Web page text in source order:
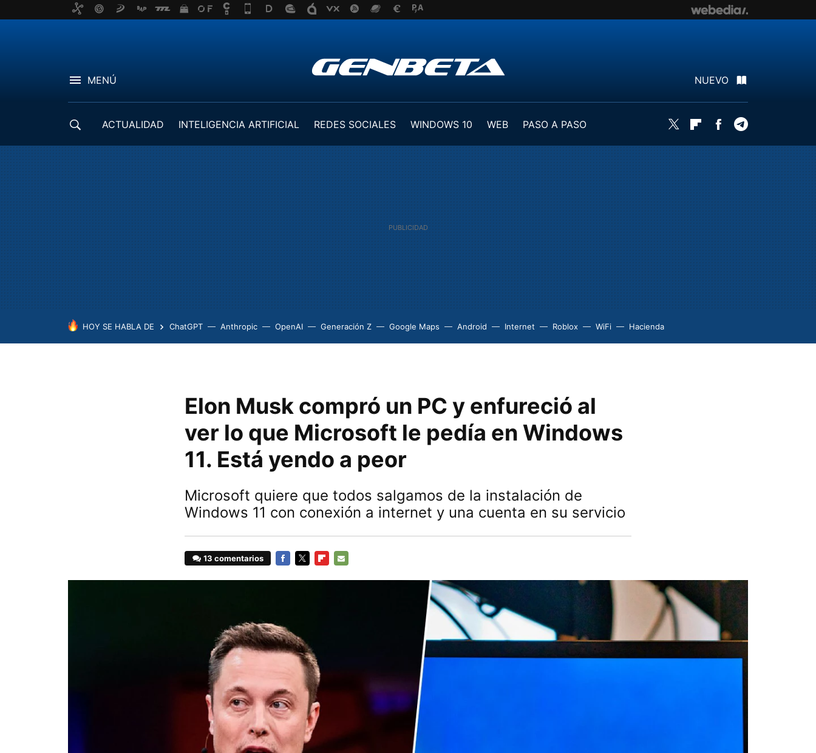
MENÚ NUEVO
ACTUALIDAD INTELIGENCIA ARTIFICIAL REDES SOCIALES WINDOWS 10 WEB
PASO A PASO
Twitter FlipboardFacebook
HOY SE HABLA DE ChatGPT Anthropic OpenAI Generación Z Google Maps Android Internet Roblox WiFi Hacienda
Elon Musk compró un PC y enfureció al
ver lo que Microsoft le pedía en Windows
11. Está yendo a peor
Microsoft quiere que todos salgamos de la instalación de
Windows 11 con conexión a internet y una cuenta en su servicio
13 comentarios